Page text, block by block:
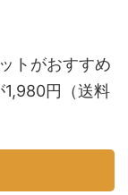
トがおすすめ
円（送料